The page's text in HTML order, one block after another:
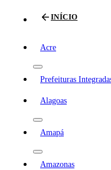
INÍCIO
Acre
Prefeituras
Alagoas
Amapá
Amazonas